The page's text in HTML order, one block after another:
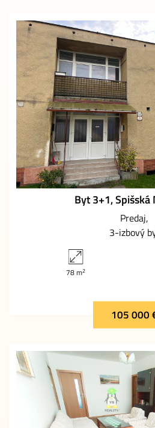
Byt 3+1, Spišská
Predaj
3-izbový
78 m2
105 000